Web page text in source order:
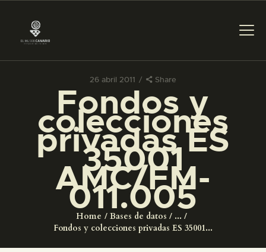
26 abril 2011 Share
Fondos y
colecciones
privadas ES
35001
AMC/FM-
011.005
Home Bases de datos
...
Fondos y colecciones privadas ES 35001...
PREPARAR LA VISITA
ACTIVIDADES
█
EL MUSEO